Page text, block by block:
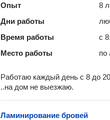
Опыт
8
Дни работы
Время работы
с
Место работы
по
Работаю каждый день с 8 до
..на дом не выезжаю.
Ламинирование бровей